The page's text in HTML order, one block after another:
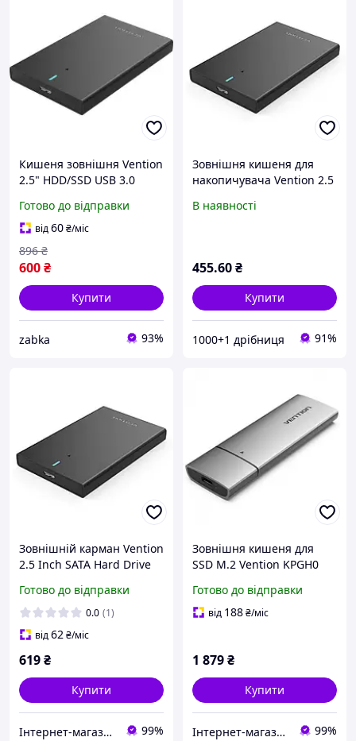
Кишеня зовнішня Vention
2.5" HDD/SSD USB 3.0
Готово до відправки
від60₴/міс
600₴
896 ₴
Купити
zabka 93%
Зовнішня кишеня для
накопичувача Vention 2.5
Enclosure (USB 3.0 Micro-
В наявності
455.60₴
Купити
1000+1 дрібниця 91%
Зовнішній карман Vention
2.5 Inch SATA Hard Drive
B) Black (KPAB0)
Готово до відправки
0.0 (1)
від62₴/міс
619₴
Купити
Інтернет-магазин електроніки та аксесуарів "Ugreen Україна" 99%
Зовнішня кишеня для
SSD M.2 Vention KPGH0
C3.2 Grey
Готово до відправки
від 188₴/міс
1 879₴
Купити
Інтернет-магазин електроніки та аксесуарів "Ugreen Україна" 99%